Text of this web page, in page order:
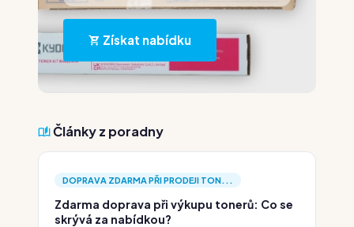
Získat nabídku
Články z poradny
DOPRAVA ZDARMA PŘI PRODEJI TON...
Zdarma doprava při výkupu tonerů: Co se
skrývá za nabídkou?